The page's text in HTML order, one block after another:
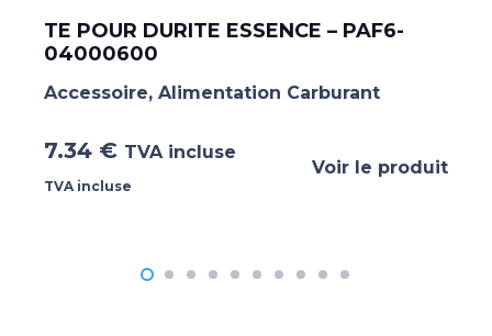
TE POUR DURITE ESSENCE – PAF6-
04000600
Accessoire, Alimentation Carburant
7.34 € TVA incluse
TVA incluse
Voir le produit